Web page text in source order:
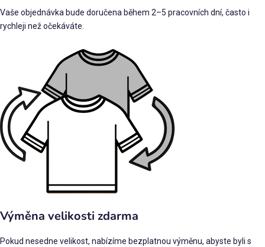
Vaše objednávka bude doručena během 2–5 pracovních dní, často i
rychleji než očekáváte.
Výměna velikosti zdarma
Pokud nesedne velikost, nabízíme bezplatnou výměnu, abyste byli s